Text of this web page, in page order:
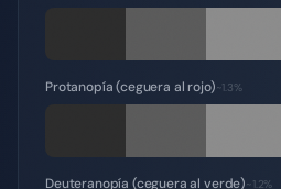
Protanopía (ceguera al rojo)~1.3%
Deuteranopía (ceguera al verde)~1.2%